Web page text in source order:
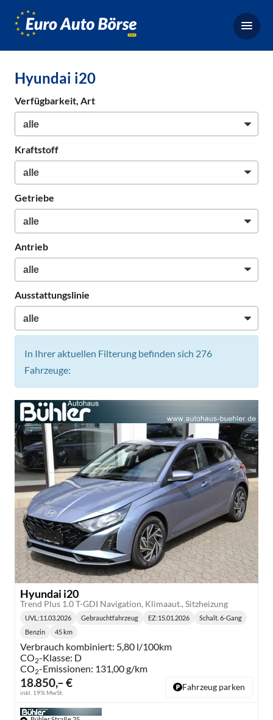
Börse,
Neuwagen
Hyundai i20
Verfügbarkeit, Art
Kraftstoff
Getriebe
Antrieb
Ausstattungslinie
In Ihrer aktuellen Filterung befinden sich 276
Fahrzeuge:
Hyundai i20
Trend Plus 1.0 T-GDI Navigation, Klimaaut., Sitzheizung
18.850,– €
inkl. 19% MwSt.
Lieferzeit:
UVL :11.03.2026 Gebrauchtfahrzeug EZ:15.01.2026
Getriebe:
Schalt. 6-Gang
Kraftstoff:
Benzin
Kilometerstand:
45 km
Verbrauch kombiniert: 5,80 l/100km
CO2-Klasse: D
CO2-Emissionen: 131,00 g/km
Fahrzeug parken